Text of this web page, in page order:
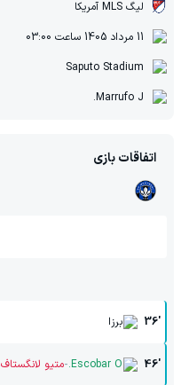
لیگ MLS آمریکا
11 مرداد 1405
ساعت 03:00
Saputo Stadium
Marrufo J.
اتفاقات بازی
36' برزا
46'
Escobar O.
-متیو لانگستاف